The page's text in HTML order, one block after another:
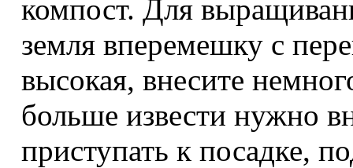
компост. Для
земля вперемешку с
высокая, внесите
больше извести нужно
приступать к посадке,